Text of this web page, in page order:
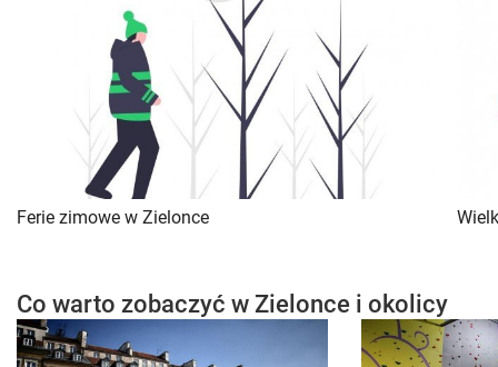
Ferie zimowe w Zielonce
Co warto zobaczyć w Zielonce i okolicy